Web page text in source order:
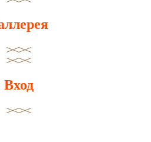
Вход